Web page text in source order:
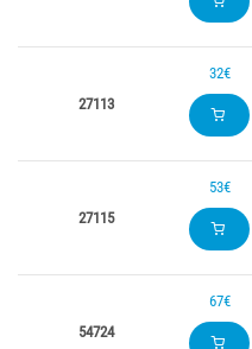
27113
32€
27115
53€
54724
67€